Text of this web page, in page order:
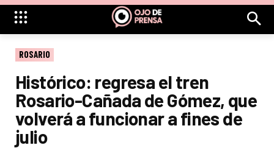
ROSARIO
Histórico: regresa el tren
Rosario-Cañada de Gómez, que
volverá a funcionar a fines de
julio